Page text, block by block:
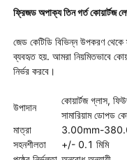
ফ্রিজড অপাক্য তিন গর্ত কোয়ার্টজ
জেড কেটিডি বিভিন্ন উপকরণ থেকে
ব্যবহৃত হয়. আমরা নিয়মিতভাবে
নির্ভর করবে।
উপাদান
কোয়ার্টজ গ্লাস,
সামারিয়াম ডোপড
মাত্রা
3.00mm-
সহনশীলতা
+/- 0.1 মিমি